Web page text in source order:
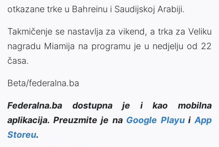
otkazane trke u Bahreinu i Saudijskoj Arabiji.
Takmičenje se nastavlja za vikend, a trka za Veliku
nagradu Miamija na programu je u nedjelju od 22
časa.
Beta/federalna.ba
Federalna.ba dostupna je i kao mobilna
aplikacija. Preuzmite je na Google PlayuiApp
Storeu.